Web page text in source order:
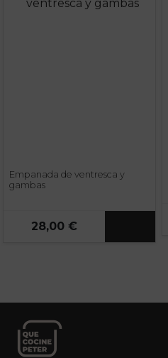
Empanada de ventresca y
gambas
28,00 €